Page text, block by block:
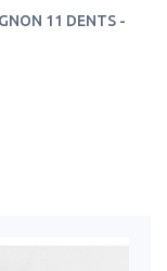
11 DENTS -